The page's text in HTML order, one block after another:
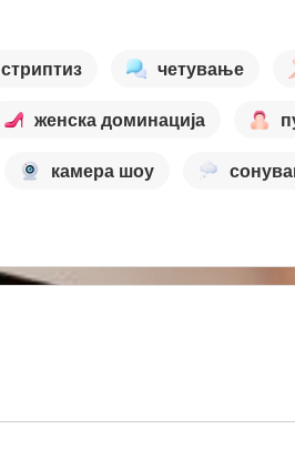
стриптиз четување
женска доминација
камера шоу